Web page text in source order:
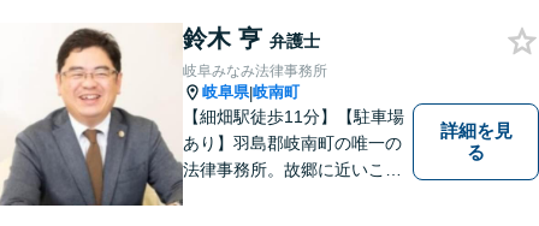
鈴木 亨 弁護士
岐阜みなみ法律事務所
岐阜県|岐南町
【細畑駅徒歩11分】【駐車場
あり】羽島郡岐南町の唯一の
法律事務所。故郷に近いこの
詳細を見
る